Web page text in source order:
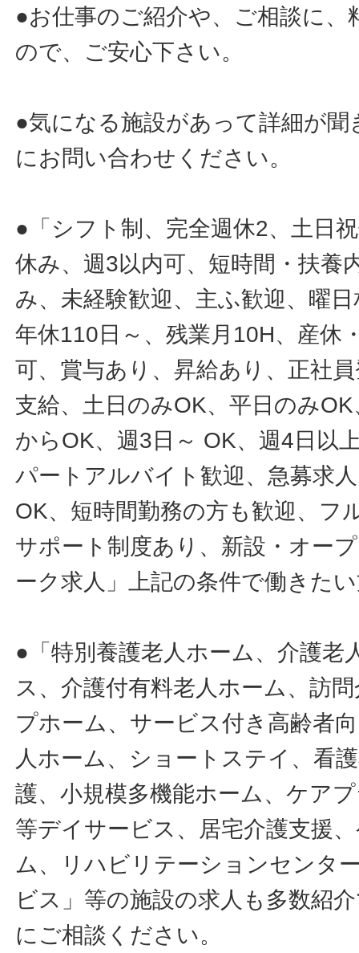
●お仕事のご紹介や、ご相談に
ので、ご安心下さい。
●気になる施設があって詳細が
にお問い合わせください。
●「シフト制、完全週休2、土日
休み、週3以内可、短時間・扶養
み、未経験歓迎、主ふ歓迎、曜
年休110日～、残業月10H、産休
可、賞与あり、昇給あり、正社
支給、土日のみOK、平日のみ
からOK、週3日～ OK、週4日以
パートアルバイト歓迎、急募求
OK、短時間勤務の方も歓迎、フ
サポート制度あり、新設・オー
ーク求人」上記の条件で働きた
●「特別養護老人ホーム、介護老
ス、介護付有料老人ホーム、訪
プホーム、サービス付き高齢者
人ホーム、ショートステイ、看
護、小規模多機能ホーム、ケア
等デイサービス、居宅介護支援
ム、リハビリテーションセンタ
ビス」等の施設の求人も多数紹
にご相談ください。